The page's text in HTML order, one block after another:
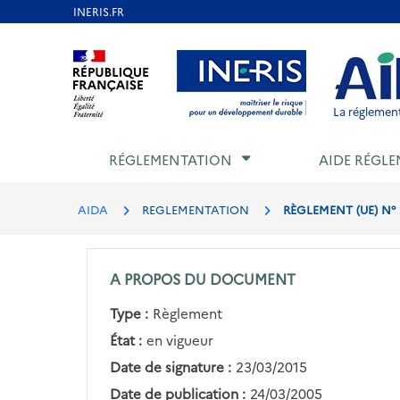
Aller au contenu Aller au menu Aller au
La
RÉGLEMENTATION AIDE
AIDA REGLEMENTATION RÈGLEMENT (UE)
A PROPOS DU DOCUMENT
Type : Règlement
État : en vigueur
Date de signature : 23/03/2015
Date de publication : 24/03/2005